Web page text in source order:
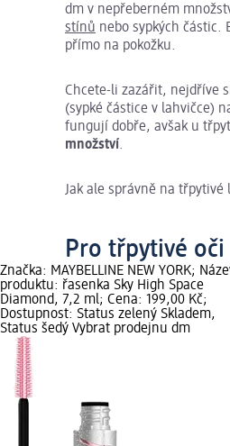
dm v nepřeberném
stínů nebo sypkých částic.
přímo na pokožku.
Chcete-li zazářit, nejdříve
(sypké částice v lahvičce)
fungují dobře, avšak u
množství.
Jak ale správně na
Pro třpytivé oči
Značka: MAYBELLINE NEW YORK;
produktu: řasenka Sky High Space
Diamond, 7,2 ml; Cena: 199,00 Kč;
Dostupnost: Status zelený Skladem,
Status šedý Vybrat prodejnu dm